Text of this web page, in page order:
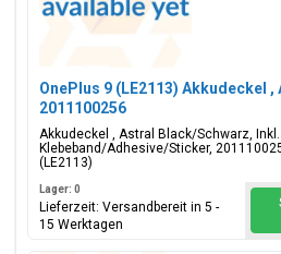
OnePlus 9 (LE2113) Akkudeckel
2011100256
Akkudeckel , Astral Black/Schwarz, Inkl.
Klebeband/Adhesive/Sticker,
(LE2113)
Lager: 0
Lieferzeit: Versandbereit in 5 -
15 Werktagen